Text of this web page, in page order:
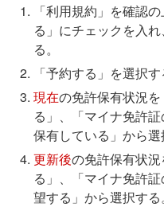
「利用規約」を確認
る」にチェックを入
る。
「予約する」を選択す
現在の免許保有状況
る」、「マイナ免許
保有している」から選
更新後の免許保有状
る」、「マイナ免許
望する」から選択する。